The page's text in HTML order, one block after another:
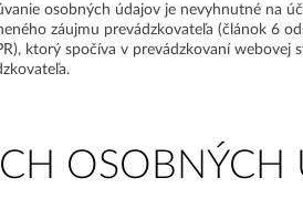
osobných údajov je nevyhnutné na
záujmu prevádzkovateľa (článok 6
ktorý spočíva v prevádzkovaní webovej
OSOBNÝCH